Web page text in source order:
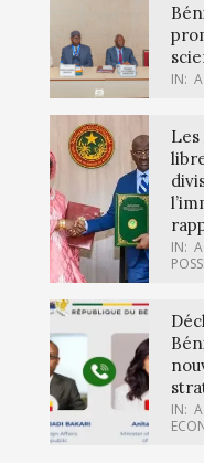
IN:
IN:
IN: